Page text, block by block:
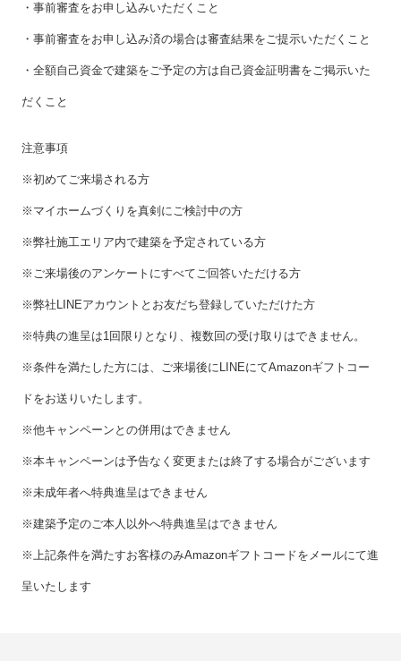
・事前審査をお申し込みいただくこと
・事前審査をお申し込み済の場合は審査結果をご提示いただくこと
・全額自己資金で建築をご予定の方は自己資金証明書をご掲示いた
だくこと
注意事項
※初めてご来場される方
※マイホームづくりを真剣にご検討中の方
※弊社施工エリア内で建築を予定されている方
※ご来場後のアンケートにすべてご回答いただける方
※弊社LINEアカウントとお友だち登録していただけた方
※特典の進呈は1回限りとなり、複数回の受け取りはできません。
※条件を満たした方には、ご来場後にLINEにてAmazonギフトコー
ドをお送りいたします。
※他キャンペーンとの併用はできません
※本キャンペーンは予告なく変更または終了する場合がございます
※未成年者へ特典進呈はできません
※建築予定のご本人以外へ特典進呈はできません
※上記条件を満たすお客様のみAmazonギフトコードをメールにて進
呈いたします